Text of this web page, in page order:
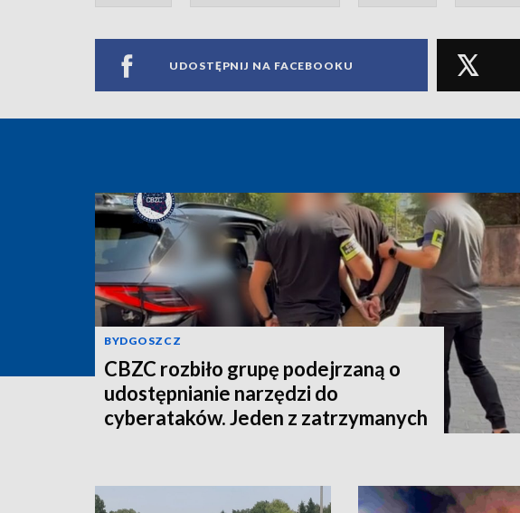
UDOSTĘPNIJ NA FACEBOOKU
BYDGOSZCZ
CBZC rozbiło grupę podejrzaną o
udostępnianie narzędzi do
cyberataków. Jeden z zatrzymanych